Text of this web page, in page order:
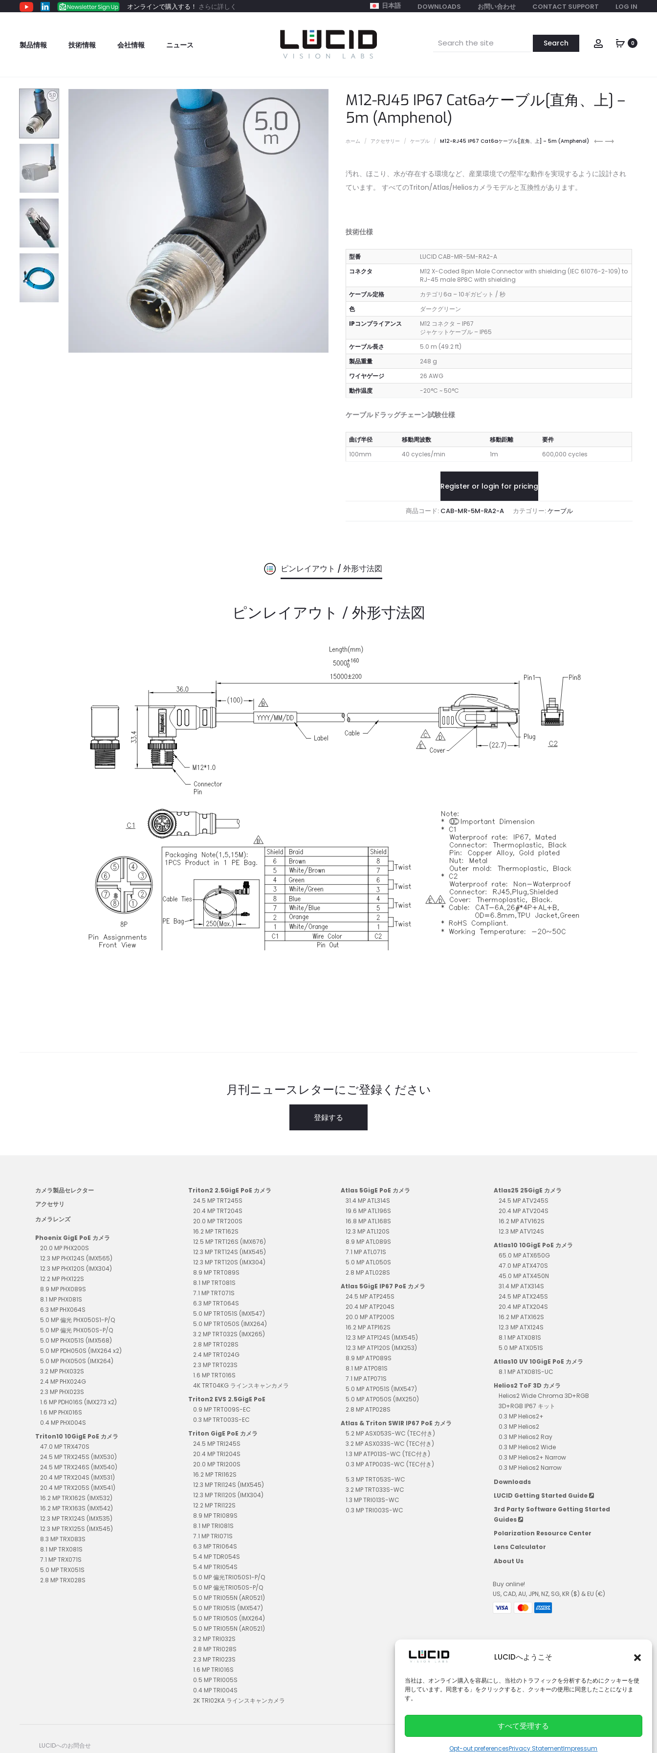
LUCIDへようこそ
当社は、オンライン購入を容易にし、当社のトラフィックを分析するためにクッキーを使
用しています。同意する」をクリックすると、クッキーの使用に同意したことになりま
す。
すべて受理する
Opt-out preferencesPrivacy StatementImpressum
オンラインで購入する！ さらに詳しく 日本語 DOWNLOADS お問い合わせ CONTACT SUPPORT LOG IN
製品情報 技術情報 会社情報 ニュース
Search
Account0
M12-RJ45 IP67 Cat6aケーブル[直角、上] –
5m (Amphenol)
ホーム アクセサリー ケーブル M12-RJ45 IP67 Cat6aケーブル[直角、上] – 5m (Amphenol)
M12-
Cat6a
–
m、
緑
M12-
Cat6a
–
深
色
汚れ、ほこり、水が存在する環境など、産業環境での堅牢な動作を実現するように設計され
ています。 すべてのTriton/Atlas/Heliosカメラモデルと互換性があります。
技術仕様
型番
LUCID CAB-MR-5M-RA2-A
コネクタ
M12 X-Coded 8pin Male Connector with shielding (IEC 61076-2-109) to
RJ-45 male 8P8C with shielding
ケーブル定格
カテゴリ6a – 10ギガビット / 秒
色
ダークグリーン
IPコンプライアンス
M12 コネクタ – IP67
ジャケットケーブル – IP65
ケーブル長さ
5.0 m (49.2 ft)
製品重量
248 g
ワイヤゲージ
26 AWG
動作温度
-20°C ~ 50°C
ケーブルドラッグチェーン試験仕様
曲げ半径 移動周波数 移動距離
要件
100mm
40 cycles/min 1m 600,000 cycles
Register or login for pricing
商品コード: CAB-MR-5M-RA2-A カテゴリー:ケーブル
ピンレイアウト / 外形寸法図
ピンレイアウト / 外形寸法図
月刊ニュースレターにご登録ください
登録する
カメラ製品セレクター
アクセサリ
カメラレンズ
Phoenix GigE PoE カメラ
20.0 MP PHX200S
12.3 MP PHX124S (IMX565)
12.3 MP PHX120S (IMX304)
12.2 MP PHX122S
8.9 MP PHX089S
8.1 MP PHX081S
6.3 MP PHX064S
5.0 MP 偏光 PHX050S1-P/Q
5.0 MP 偏光 PHX050S-P/Q
5.0 MP PHX051S (IMX568)
5.0 MP PDH050S (IMX264 x2)
5.0 MP PHX050S (IMX264)
3.2 MP PHX032S
2.4 MP PHX024G
2.3 MP PHX023S
1.6 MP PDH016S (IMX273 x2)
1.6 MP PHX016S
0.4 MP PHX004S
Triton10 10GigE PoE カメラ
47.0 MP TRX470S
24.5 MP TRX245S (IMX530)
24.5 MP TRX246S (IMX540)
20.4 MP TRX204S (IMX531)
20.4 MP TRX205S (IMX541)
16.2 MP TRX162S (IMX532)
16.2 MP TRX163S (IMX542)
12.3 MP TRX124S (IMX535)
12.3 MP TRX125S (IMX545)
8.3 MP TRX083S
8.1 MP TRX081S
7.1 MP TRX071S
5.0 MP TRX051S
2.8 MP TRX028S
Triton2 2.5GigE PoE カメラ
24.5 MP TRT245S
20.4 MP TRT204S
20.0 MP TRT200S
16.2 MP TRT162S
12.5 MP TRT126S (IMX676)
12.3 MP TRT124S (IMX545)
12.3 MP TRT120S (IMX304)
8.9 MP TRT089S
8.1 MP TRT081S
7.1 MP TRT071S
6.3 MP TRT064S
5.0 MP TRT051S (IMX547)
5.0 MP TRT050S (IMX264)
3.2 MP TRT032S (IMX265)
2.8 MP TRT028S
2.4 MP TRT024G
2.3 MP TRT023S
1.6 MP TRT016S
4K TRT04KG ラインスキャンカメラ
Triton2 EVS 2.5GigE PoE
0.9 MP TRT009S-EC
0.3 MP TRT003S-EC
Triton GigE PoE カメラ
24.5 MP TRI245S
20.4 MP TRI204S
20.0 MP TRI200S
16.2 MP TRI162S
12.3 MP TRI124S (IMX545)
12.3 MP TRI120S (IMX304)
12.2 MP TRI122S
8.9 MP TRI089S
8.1 MP TRI081S
7.1 MP TRI071S
6.3 MP TRI064S
5.4 MP TDR054S
5.4 MP TRI054S
5.0 MP 偏光TRI050S1-P/Q
5.0 MP 偏光TRI050S-P/Q
5.0 MP TRI055N (AR0521)
5.0 MP TRI051S (IMX547)
5.0 MP TRI050S (IMX264)
5.0 MP TRI055N (AR0521)
3.2 MP TRI032S
2.8 MP TRI028S
2.3 MP TRI023S
1.6 MP TRI016S
0.5 MP TRI005S
0.4 MP TRI004S
2K TRI02KA ラインスキャンカメラ
Atlas 5GigE PoE カメラ
31.4 MP ATL314S
19.6 MP ATL196S
16.8 MP ATL168S
12.3 MP ATL120S
8.9 MP ATL089S
7.1 MP ATL071S
5.0 MP ATL050S
2.8 MP ATL028S
Atlas 5GigE IP67 PoE カメラ
24.5 MP ATP245S
20.4 MP ATP204S
20.0 MP ATP200S
16.2 MP ATP162S
12.3 MP ATP124S (IMX545)
12.3 MP ATP120S (IMX253)
8.9 MP ATP089S
8.1 MP ATP081S
7.1 MP ATP071S
5.0 MP ATP051S (IMX547)
5.0 MP ATP050S (IMX250)
2.8 MP ATP028S
Atlas & Triton SWIR IP67 PoE カメラ
5.2 MP ASX053S-WC (TEC付き)
3.2 MP ASX033S-WC (TEC付き)
1.3 MP ATP013S-WC (TEC付き)
0.3 MP ATP003S-WC (TEC付き)
5.3 MP TRT053S-WC
3.2 MP TRT033S-WC
1.3 MP TRI013S-WC
0.3 MP TRI003S-WC
Atlas25 25GigE カメラ
24.5 MP ATV245S
20.4 MP ATV204S
16.2 MP ATV162S
12.3 MP ATV124S
Atlas10 10GigE PoE カメラ
65.0 MP ATX650G
47.0 MP ATX470S
45.0 MP ATX450N
31.4 MP ATX314S
24.5 MP ATX245S
20.4 MP ATX204S
16.2 MP ATX162S
12.3 MP ATX124S
8.1 MP ATX081S
5.0 MP ATX051S
Atlas10 UV 10GigE PoE カメラ
8.1 MP ATX081S-UC
Helios2 ToF 3D カメラ
Helios2 Wide Chroma 3D+RGB
3D+RGB IP67 キット
0.3 MP Helios2+
0.3 MP Helios2
0.3 MP Helios2 Ray
0.3 MP Helios2 Wide
0.3 MP Helios2+ Narrow
0.3 MP Helios2 Narrow
Downloads
LUCID Getting Started Guide
3rd Party Software Getting Started
Guides
Polarization Resource Center
Lens Calculator
About Us
Buy online!
US, CAD, AU, JPN, NZ, SG, KR ($) & EU (€)
LUCIDへのお問合せ
L
Y
© 2026 LUCID Vision Labs Inc.